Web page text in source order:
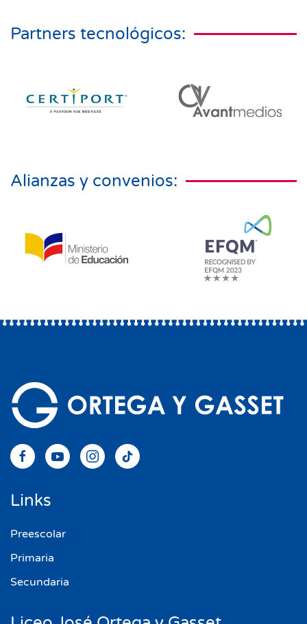
Partners tecnológicos:
Alianzas y convenios:
Links
Preescolar
Primaria
Secundaria